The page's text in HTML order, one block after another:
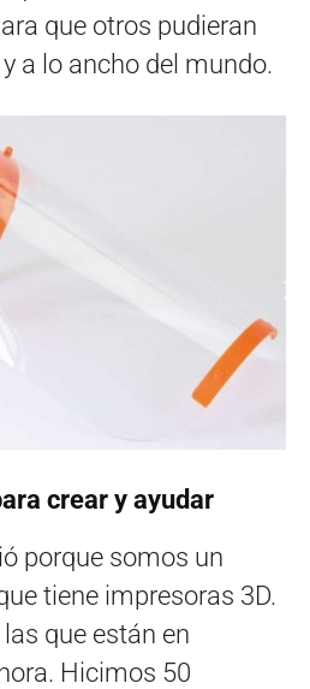
que otros pudieran
a lo ancho del mundo.
crear y ayudar
porque somos un
tiene impresoras 3D.
que están en
Hicimos 50